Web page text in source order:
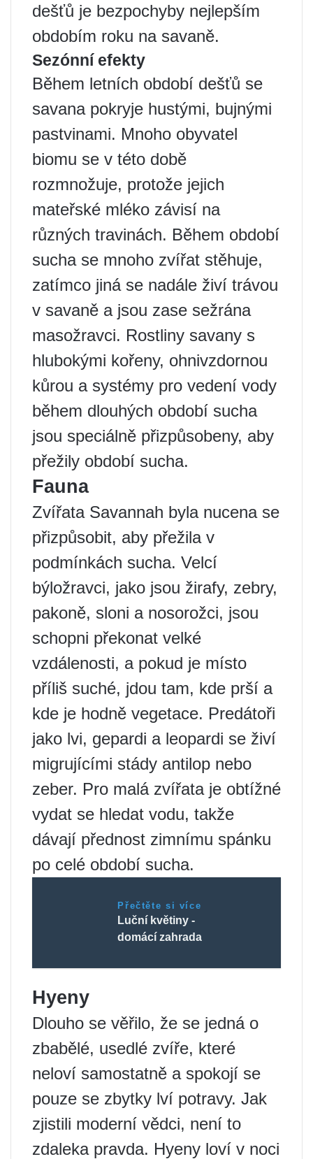
dešťů je bezpochyby nejlepším
obdobím roku na savaně.
Sezónní efekty
Během letních období dešťů se
savana pokryje hustými, bujnými
pastvinami. Mnoho obyvatel
biomu se v této době
rozmnožuje, protože jejich
mateřské mléko závisí na
různých travinách. Během období
sucha se mnoho zvířat stěhuje,
zatímco jiná se nadále živí trávou
v savaně a jsou zase sežrána
masožravci. Rostliny savany s
hlubokými kořeny, ohnivzdornou
kůrou a systémy pro vedení vody
během dlouhých období sucha
jsou speciálně přizpůsobeny, aby
přežily období sucha.
Fauna
Zvířata Savannah byla nucena se
přizpůsobit, aby přežila v
podmínkách sucha. Velcí
býložravci, jako jsou žirafy, zebry,
pakoně, sloni a nosorožci, jsou
schopni překonat velké
vzdálenosti, a pokud je místo
příliš suché, jdou tam, kde prší a
kde je hodně vegetace. Predátoři
jako lvi, gepardi a leopardi se živí
migrujícími stády antilop nebo
zeber. Pro malá zvířata je obtížné
vydat se hledat vodu, takže
dávají přednost zimnímu spánku
po celé období sucha.
Přečtěte si více
Luční květiny -
domácí zahrada
Hyeny
Dlouho se věřilo, že se jedná o
zbabělé, usedlé zvíře, které
neloví samostatně a spokojí se
pouze se zbytky lví potravy. Jak
zjistili moderní vědci, není to
zdaleka pravda. Hyeny loví v noci